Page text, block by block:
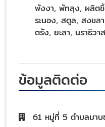
พังงา, พัทลุง, ผลิตชิ้
ระนอง, สตูล, สงขล
ตรัง, ยะลา, นราธิว
ข้อมูลติดต่อ
61 หมู่ที่ 5 ตำบลมา